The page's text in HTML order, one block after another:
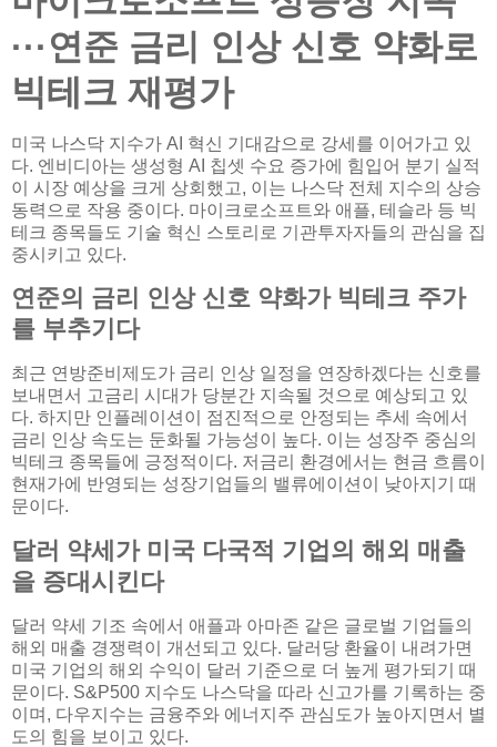
···연준 금리 인상 신호 약화로
빅테크 재평가
미국 나스닥 지수가 AI 혁신 기대감으로 강세를 이어가고 있
다. 엔비디아는 생성형 AI 칩셋 수요 증가에 힘입어 분기 실적
이 시장 예상을 크게 상회했고, 이는 나스닥 전체 지수의 상승
동력으로 작용 중이다. 마이크로소프트와 애플, 테슬라 등 빅
테크 종목들도 기술 혁신 스토리로 기관투자자들의 관심을 집
중시키고 있다.
연준의 금리 인상 신호 약화가 빅테크 주가
를 부추기다
최근 연방준비제도가 금리 인상 일정을 연장하겠다는 신호를
보내면서 고금리 시대가 당분간 지속될 것으로 예상되고 있
다. 하지만 인플레이션이 점진적으로 안정되는 추세 속에서
금리 인상 속도는 둔화될 가능성이 높다. 이는 성장주 중심의
빅테크 종목들에 긍정적이다. 저금리 환경에서는 현금 흐름이
현재가에 반영되는 성장기업들의 밸류에이션이 낮아지기 때
문이다.
달러 약세가 미국 다국적 기업의 해외 매출
을 증대시킨다
달러 약세 기조 속에서 애플과 아마존 같은 글로벌 기업들의
해외 매출 경쟁력이 개선되고 있다. 달러당 환율이 내려가면
미국 기업의 해외 수익이 달러 기준으로 더 높게 평가되기 때
문이다. S&P500 지수도 나스닥을 따라 신고가를 기록하는 중
이며, 다우지수는 금융주와 에너지주 관심도가 높아지면서 별
도의 힘을 보이고 있다.